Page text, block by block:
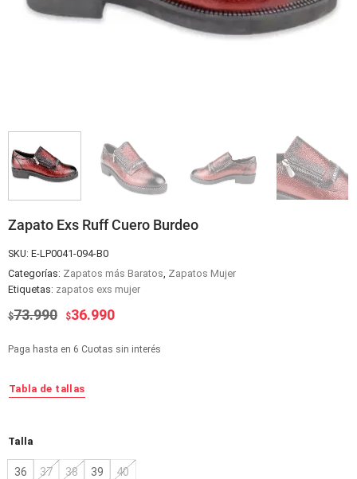
Zapato Exs Ruff Cuero Burdeo
SKU: E-LP0041-094-B0
Categorías: Zapatos más Baratos Zapatos Mujer
Etiquetas: zapatos exs mujer
$73.990 El
original
$36.990El
actual
Paga hasta en 6 Cuotas sin interés
Tabla de tallas
Talla
36 37 38 39 40
Alternative: